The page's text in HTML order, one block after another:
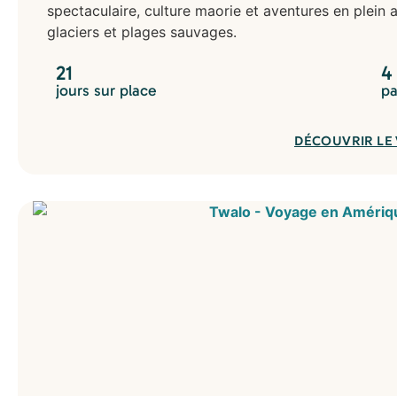
spectaculaire, culture maorie et aventures en plein
glaciers et plages sauvages.
21
jours sur place
4
DÉCOUVRIR LE